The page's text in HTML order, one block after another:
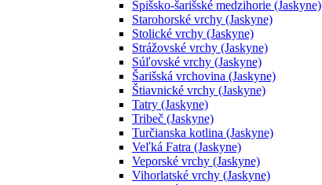
Spišsko-šarišské medzihorie (Jaskyne)
Starohorské vrchy (Jaskyne)
Stolické vrchy (Jaskyne)
Strážovské vrchy (Jaskyne)
Súľovské vrchy (Jaskyne)
Šarišská vrchovina (Jaskyne)
Štiavnické vrchy (Jaskyne)
Tatry (Jaskyne)
Tribeč (Jaskyne)
Turčianska kotlina (Jaskyne)
Veľká Fatra (Jaskyne)
Veporské vrchy (Jaskyne)
Vihorlatské vrchy (Jaskyne)